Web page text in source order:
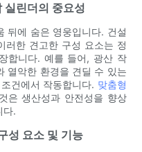
실린더의 중요성
뒤에 숨은 영웅입니다. 건설
러한 견고한 구성 요소는 정
합니다. 예를 들어, 광산 작
열악한 환경을 견딜 수 있는
건에서 작동합니다. 맞춤형
은 생산성과 안전성을 향상
다.
성 요소 및 기능